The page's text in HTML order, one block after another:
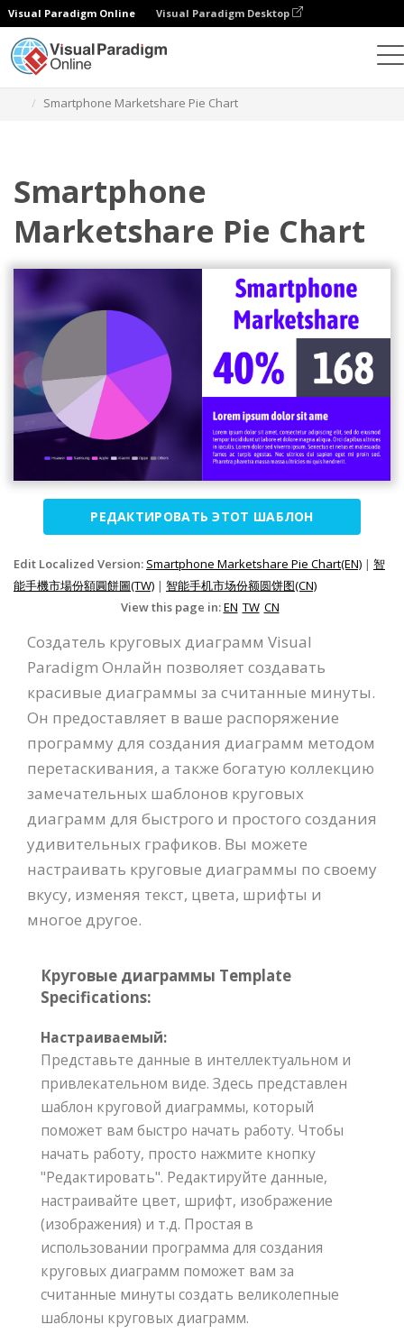
Visual Paradigm Online Visual Paradigm Desktop
Smartphone Marketshare Pie Chart
Smartphone
Marketshare Pie Chart
РЕДАКТИРОВАТЬ ЭТОТ ШАБЛОН
Edit Localized Version: Smartphone Marketshare Pie Chart(EN) | 智
能手機市場份額圓餅圖(TW) | 智能手机市场份额圆饼图(CN)
View this page in:EN TW CN
Создатель круговых диаграмм Visual
Paradigm Онлайн позволяет создавать
красивые диаграммы за считанные минуты.
Он предоставляет в ваше распоряжение
программу для создания диаграмм методом
перетаскивания, а также богатую коллекцию
замечательных шаблонов круговых
диаграмм для быстрого и простого создания
удивительных графиков. Вы можете
настраивать круговые диаграммы по своему
вкусу, изменяя текст, цвета, шрифты и
многое другое.
Круговые диаграммы Template
Specifications:
Настраиваемый:
Представьте данные в интеллектуальном и
привлекательном виде. Здесь представлен
шаблон круговой диаграммы, который
поможет вам быстро начать работу. Чтобы
начать работу, просто нажмите кнопку
"Редактировать". Редактируйте данные,
настраивайте цвет, шрифт, изображение
(изображения) и т.д. Простая в
использовании программа для создания
круговых диаграмм поможет вам за
считанные минуты создать великолепные
шаблоны круговых диаграмм.